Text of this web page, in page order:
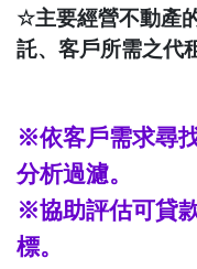
☆主要經營不動產
託、客戶所需之代
※依客戶需求尋
分析過濾。
※協助評估可貸
標。